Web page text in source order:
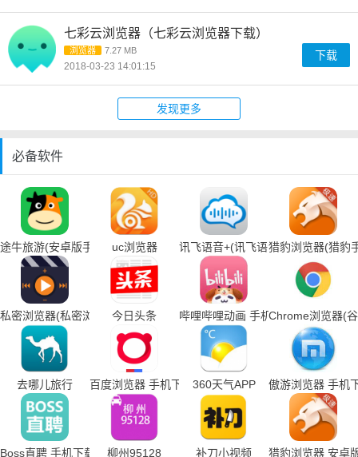
七彩云浏览器（七彩云浏览器下载）
浏览器 7.27 MB
2018-03-23 14:01:15
下载
发现更多
必备软件
途牛旅游(安卓版手机下载)uc浏览器 讯飞语音+(讯飞语音输入法手机下
猎豹浏览器(猎豹
私密浏览器(私密浏览器手机下载)
今日头条 哔哩哔哩动画 手机下载Chrome浏览器(
去哪儿旅行 百度浏览器 手机下载360天气APP 傲游浏览器 手机
Boss直聘 手机下载 柳州95128 补刀小视频 猎豹浏览器 安卓